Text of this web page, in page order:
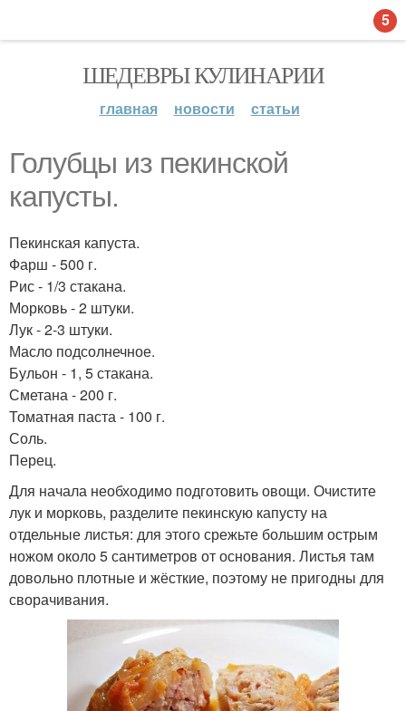
ШЕДЕВРЫ КУЛИНАРИИ
главная новости статьи
Голубцы из пекинской
капусты.
Пекинская капуста.
Фарш - 500 г.
Рис - 1/3 стакана.
Морковь - 2 штуки.
Лук - 2-3 штуки.
Масло подсолнечное.
Бульон - 1, 5 стакана.
Сметана - 200 г.
Томатная паста - 100 г.
Соль.
Перец.
Для начала необходимо подготовить овощи. Очистите
лук и морковь, разделите пекинскую капусту на
отдельные листья: для этого срежьте большим острым
ножом около 5 сантиметров от основания. Листья там
довольно плотные и жёсткие, поэтому не пригодны для
сворачивания.
5